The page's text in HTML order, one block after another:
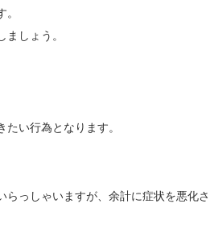
しょう。
い行為となります。
っしゃいますが、余計に症状を悪化さ